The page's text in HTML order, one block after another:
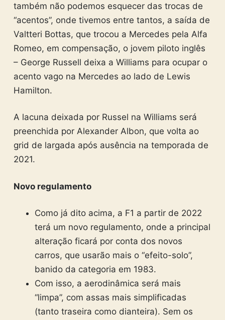
também não podemos esquecer das trocas de
“acentos”, onde tivemos entre tantos, a saída de
Valtteri Bottas, que trocou a Mercedes pela Alfa
Romeo, em compensação, o jovem piloto inglês
– George Russell deixa a Williams para ocupar o
acento vago na Mercedes ao lado de Lewis
Hamilton.
A lacuna deixada por Russel na Williams será
preenchida por Alexander Albon, que volta ao
grid de largada após ausência na temporada de
2021.
Novo regulamento
Como já dito acima, a F1 a partir de 2022
terá um novo regulamento, onde a principal
alteração ficará por conta dos novos
carros, que usarão mais o “efeito-solo”,
banido da categoria em 1983.
Com isso, a aerodinâmica será mais
“limpa”, com assas mais simplificadas
(tanto traseira como dianteira). Sem os